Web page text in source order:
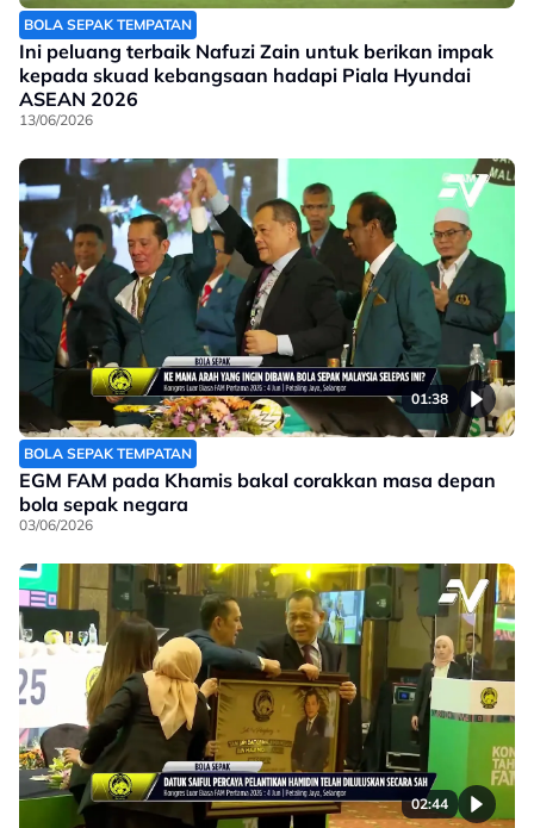
BOLA SEPAK TEMPATAN
Ini peluang terbaik Nafuzi Zain untuk berikan impak
kepada skuad kebangsaan hadapi Piala Hyundai
ASEAN 2026
13/06/2026
01:38
BOLA SEPAK TEMPATAN
EGM FAM pada Khamis bakal corakkan masa depan
bola sepak negara
03/06/2026
02:44